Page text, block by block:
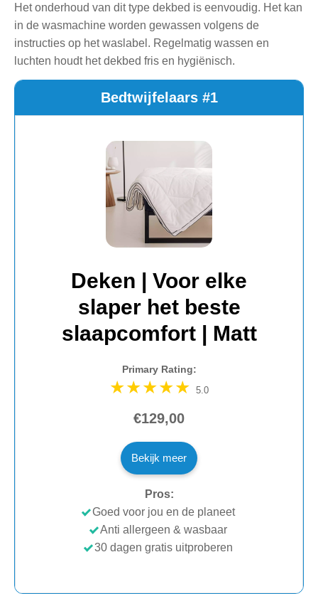
Het onderhoud van dit type dekbed is eenvoudig. Het kan
in de wasmachine worden gewassen volgens de
instructies op het waslabel. Regelmatig wassen en
luchten houdt het dekbed fris en hygiënisch.
Bedtwijfelaars #1
Deken | Voor elke
slaper het beste
slaapcomfort | Matt
Primary Rating:
5.0
€129,00
Bekijk meer
Pros:
Goed voor jou en de planeet
Anti allergeen & wasbaar
30 dagen gratis uitproberen